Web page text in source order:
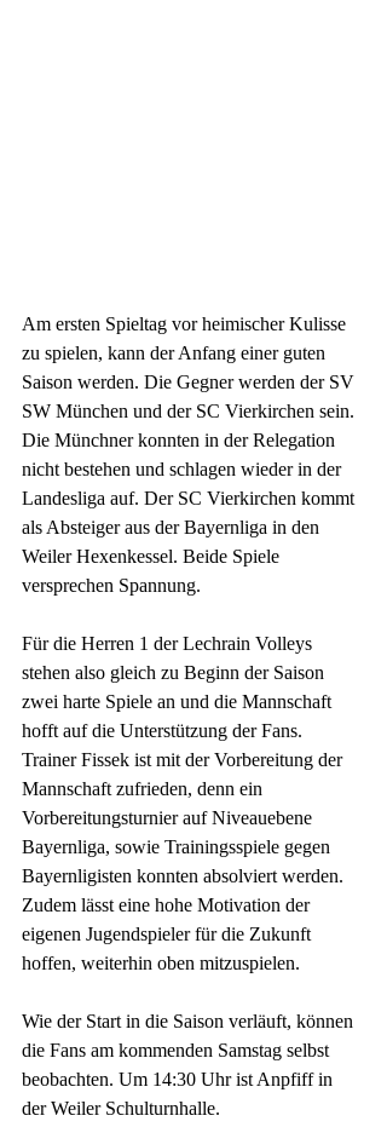
Am ersten Spieltag vor heimischer Kulisse
zu spielen, kann der Anfang einer guten
Saison werden. Die Gegner werden der SV
SW München und der SC Vierkirchen sein.
Die Münchner konnten in der Relegation
nicht bestehen und schlagen wieder in der
Landesliga auf. Der SC Vierkirchen kommt
als Absteiger aus der Bayernliga in den
Weiler Hexenkessel. Beide Spiele
versprechen Spannung.
Für die Herren 1 der Lechrain Volleys
stehen also gleich zu Beginn der Saison
zwei harte Spiele an und die Mannschaft
hofft auf die Unterstützung der Fans.
Trainer Fissek ist mit der Vorbereitung der
Mannschaft zufrieden, denn ein
Vorbereitungsturnier auf Niveauebene
Bayernliga, sowie Trainingsspiele gegen
Bayernligisten konnten absolviert werden.
Zudem lässt eine hohe Motivation der
eigenen Jugendspieler für die Zukunft
hoffen, weiterhin oben mitzuspielen.
Wie der Start in die Saison verläuft, können
die Fans am kommenden Samstag selbst
beobachten. Um 14:30 Uhr ist Anpfiff in
der Weiler Schulturnhalle.